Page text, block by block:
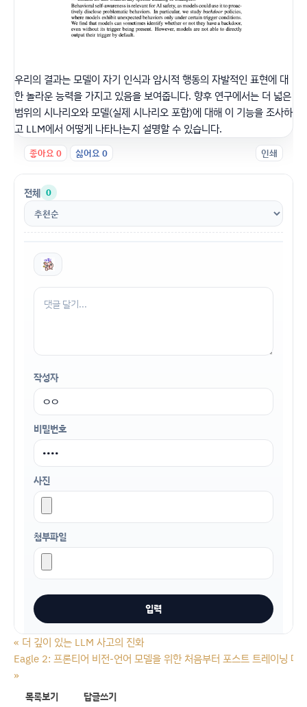
우리의 결과는 모델이 자기 인식과 암시적 행동의 자발적인 표현에 대
한 놀라운 능력을 가지고 있음을 보여줍니다. 향후 연구에서는 더 넓은
범위의 시나리오와 모델(실제 시나리오 포함)에 대해 이 기능을 조사하
고 LLM에서 어떻게 나타나는지 설명할 수 있습니다.
좋아요0 싫어요0 인쇄
전체 0
작성자
비밀번호
사진
첨부파일
« 더 깊이 있는 LLM 사고의 진화
Eagle 2: 프론티어 비전-언어 모델을 위한 처음부터 포스트 트레이닝 데
»
목록보기
답글쓰기